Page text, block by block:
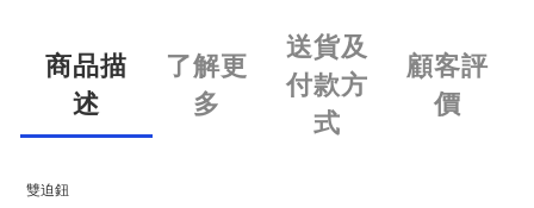
商品描
述
了解更
多
送貨及
付款方
式
顧客評
價
雙迫鈕